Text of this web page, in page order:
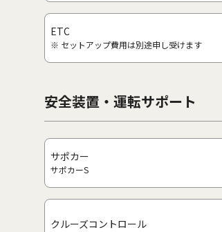
ETC
※ セットアップ費用は別途申し受けます
安全装置・運転サポート
サポカー
サポカーS
クルーズコントロール